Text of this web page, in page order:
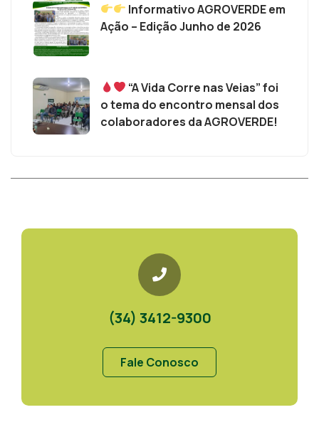
Informativo AGROVERDE em
Ação – Edição Junho de 2026
“A Vida Corre nas Veias” foi
o tema do encontro mensal dos
colaboradores da AGROVERDE!
(34) 3412-9300
Fale Conosco